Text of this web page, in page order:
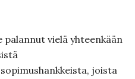
palannut vielä yhteenkään
joista